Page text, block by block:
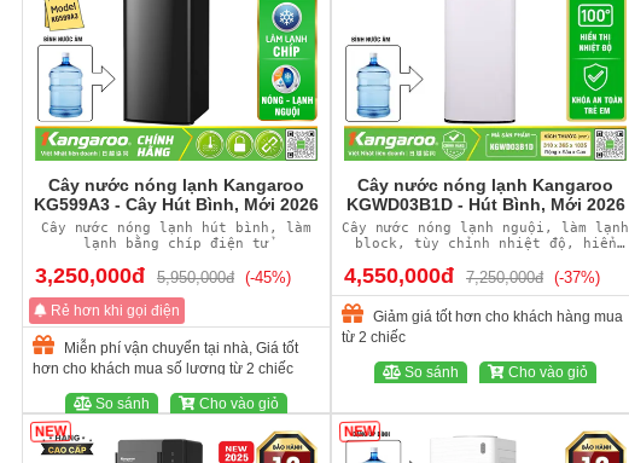
Cây nước nóng lạnh Kangaroo
KG599A3 - Cây Hút Bình, Mới 2026
Cây nước nóng lạnh hút bình, làm
lạnh bằng chíp điện tử
3,250,000đ 5,950,000đ (-45%)
Rẻ hơn khi gọi điện
Miễn phí vận chuyển tại nhà, Giá tốt
hơn cho khách mua số lượng từ 2 chiếc
So sánh Cho vào giỏ
Cây nước nóng lạnh Kangaroo
KGWD03B1D - Hút Bình, Mới 2026
Cây nước nóng lạnh nguội, làm lạnh
block, tùy chỉnh nhiệt độ, hiển
4,550,000đ 7,250,000đ (-37%)
Giảm giá tốt hơn cho khách hàng mua
từ 2 chiếc
So sánh Cho vào giỏ
NEW NEW